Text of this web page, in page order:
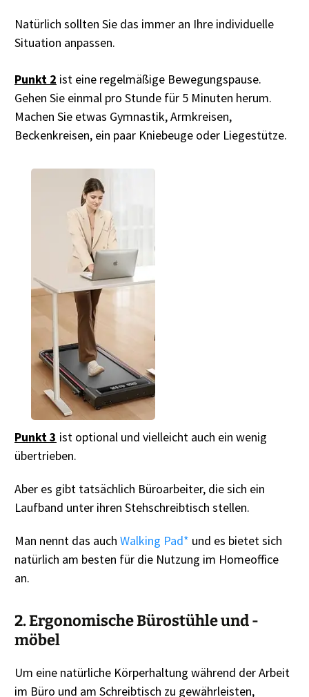
Natürlich sollten Sie das immer an Ihre individuelle
Situation anpassen.
Punkt 2 ist eine regelmäßige Bewegungspause.
Gehen Sie einmal pro Stunde für 5 Minuten herum.
Machen Sie etwas Gymnastik, Armkreisen,
Beckenkreisen, ein paar Kniebeuge oder Liegestütze.
Punkt 3 ist optional und vielleicht auch ein wenig
übertrieben.
Aber es gibt tatsächlich Büroarbeiter, die sich ein
Laufband unter ihren Stehschreibtisch stellen.
Man nennt das auch Walking Pad* und es bietet sich
natürlich am besten für die Nutzung im Homeoffice
an.
2. Ergonomische Bürostühle und -
möbel
Um eine natürliche Körperhaltung während der Arbeit
im Büro und am Schreibtisch zu gewährleisten,